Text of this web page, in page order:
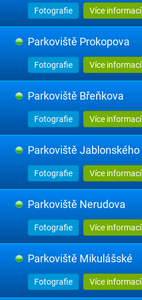
Fotografie Více informací
Parkoviště Prokopova
Fotografie Více informací
Parkoviště Břeňkova
Fotografie Více informací
Parkoviště Jablonského
Fotografie Více informací
Parkoviště Nerudova
Fotografie Více informací
Parkoviště Mikulášské
Fotografie Více informací